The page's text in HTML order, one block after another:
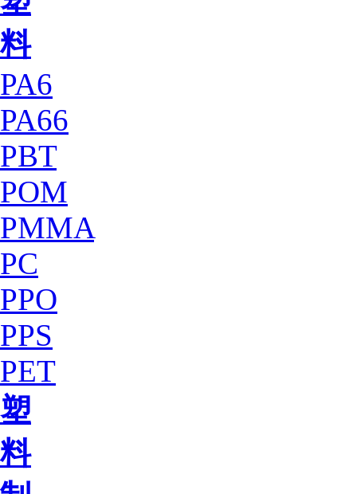
料
PA6
PA66
PBT
POM
PMMA
PC
PPO
PPS
PET
塑
料